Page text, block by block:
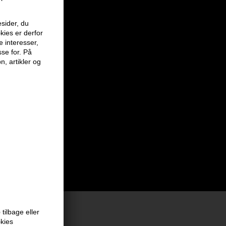
du
er derfor
interesser,
for. På
artikler og
tilbage eller